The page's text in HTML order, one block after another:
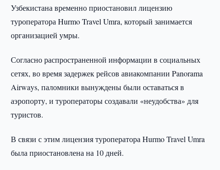
Узбекистана временно приостановил лицензию
туроператора Hurmo Travel Umra, который занимается
организацией умры.
Согласно распространенной информации в социальных
сетях, во время задержек рейсов авиакомпании Panorama
Airways, паломники вынуждены были оставаться в
аэропорту, и туроператоры создавали «неудобства» для
туристов.
В связи с этим лицензия туроператора Hurmo Travel Umra
была приостановлена на 10 дней.